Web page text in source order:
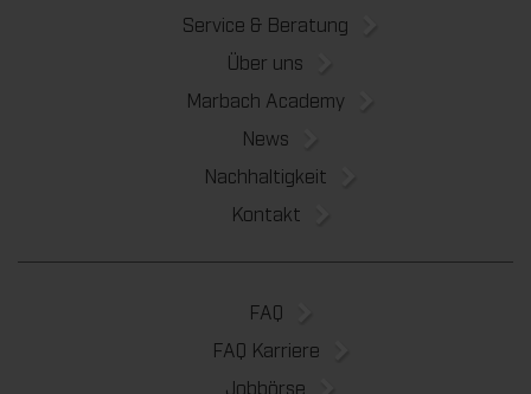
Service & Beratung
Über uns
Marbach Academy
News
Nachhaltigkeit
Kontakt
FAQ
FAQ Karriere
Jobbörse